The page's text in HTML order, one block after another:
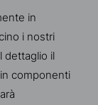
in
i nostri
dettaglio il
componenti